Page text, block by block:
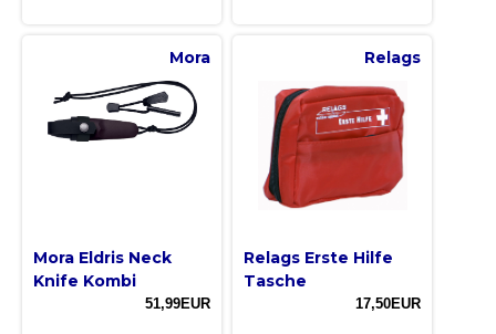
Mora
Mora Eldris Neck
Knife Kombi
51,99EUR
Relags
Relags Erste Hilfe
Tasche
17,50EUR